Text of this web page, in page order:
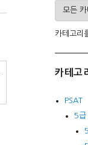
카테고리
카테고
PSAT
5급